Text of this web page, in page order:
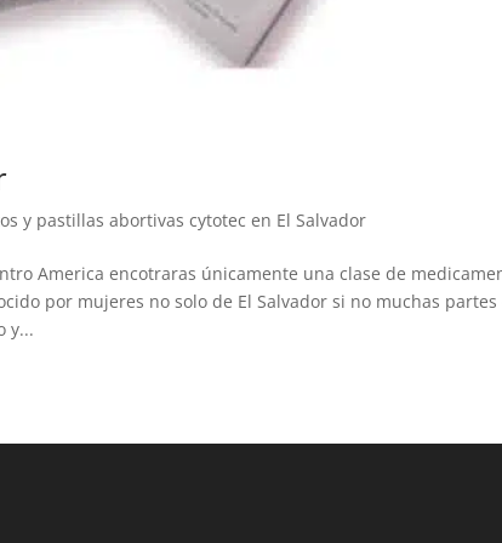
y pastillas abortivas cytotec en El Salvador
America encotraras únicamente una clase de
por mujeres no solo de El Salvador si no muchas partes
y...